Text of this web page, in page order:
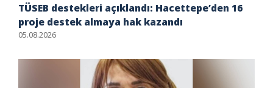
TÜSEB destekleri açıklandı: Hacettepe’den 16
proje destek almaya hak kazandı
05.08.2026